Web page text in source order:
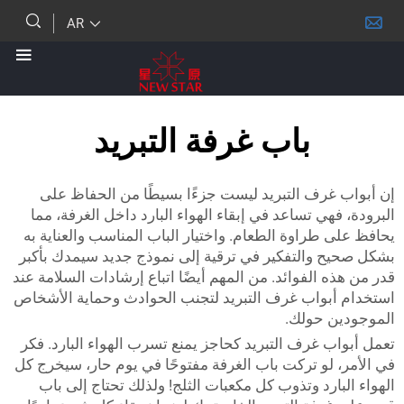
باب غرفة التبريد
التبريد ليست جزءًا بسيطًا من الحفاظ على
تساعد في إبقاء الهواء البارد داخل الغرفة، مما
الطعام. واختيار الباب المناسب والعناية به
والتفكير في ترقية إلى نموذج جديد سيمدك بأكبر
الفوائد. من المهم أيضًا اتباع إرشادات السلامة عند
غرف التبريد لتجنب الحوادث وحماية الأشخاص
حولك.
غرف التبريد كحاجز يمنع تسرب الهواء البارد. فكر
لو تركت باب الغرفة مفتوحًا في يوم حار، سيخرج كل
وتذوب كل مكعبات الثلج! ولذلك تحتاج إلى باب